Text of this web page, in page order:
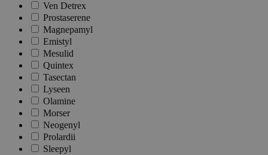
Ven Detrex
Prostaserene
Magnepamyl
Emistyl
Mesulid
Quintex
Tasectan
Lyseen
Olamine
Morser
Neogenyl
Prolardii
Sleepyl